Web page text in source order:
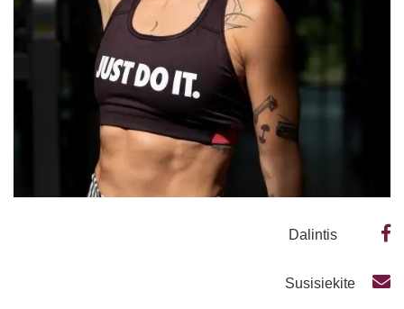
Straipsniai
Sėkmės istorijos
Kontaktai
Dalintis
Susisiekite